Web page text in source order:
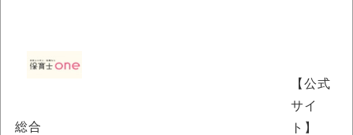
総合
【公式
サイ
ト】